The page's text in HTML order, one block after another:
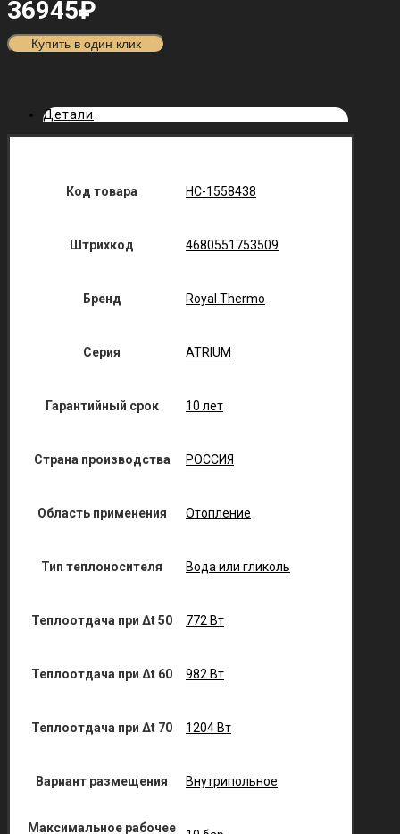
36945₽
Купить в один клик
Детали
Код товара НС-1558438
Штрихкод 4680551753509
Бренд Royal Thermo
Серия ATRIUM
Гарантийный срок 10 лет
Страна производства РОССИЯ
Область применения Отопление
Тип теплоносителя Вода или гликоль
Теплоотдача при Δt 50 772 Вт
Теплоотдача при Δt 60 982 Вт
Теплоотдача при Δt 70 1204 Вт
Вариант размещения Внутрипольное
Максимальное рабочее